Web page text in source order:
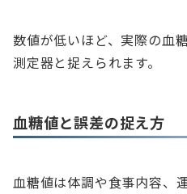
数値が低いほど、実際の血
測定器と捉えられます。
血糖値と誤差の捉え方
血糖値は体調や食事内容、